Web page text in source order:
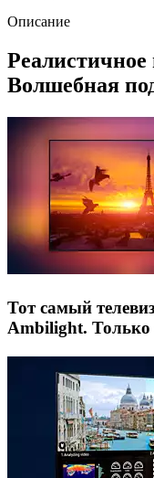
Описание
Реалистичное
Волшебная
Тот самый
Ambilight. Только